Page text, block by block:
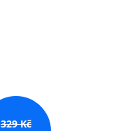
329 Kč